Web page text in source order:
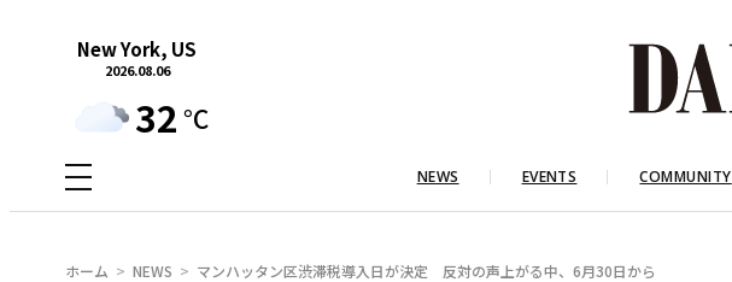
New York, US
2026.08.06
32 °C
NEWS EVENTS COMMUNITY
ホーム NEWS マンハッタン区渋滞税導入日が決定 反対の声上がる中、6月30日から